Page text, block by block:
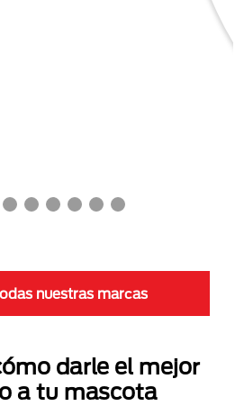
nuestras marcas
darle el mejor
a tu mascota